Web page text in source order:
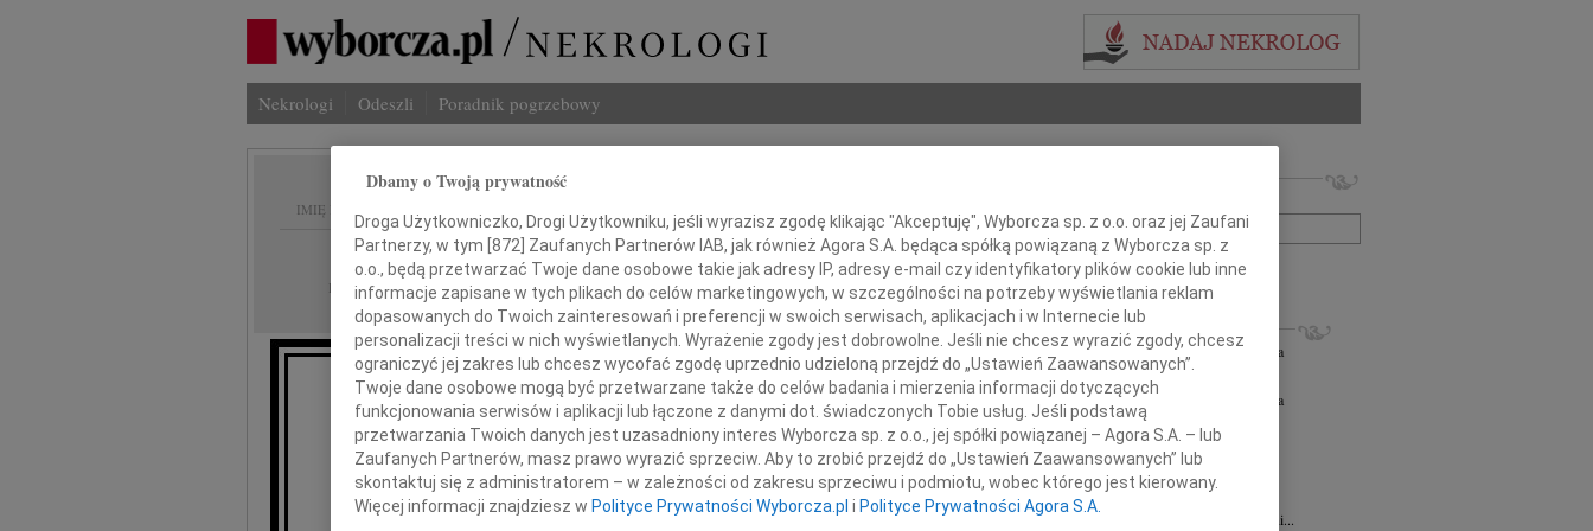
Nekrologi Odeszli Poradnik pogrzebowy
IMIĘ I NAZWISKO:
REGION: Częstochowa
DATA EMISJI: 11.11.2023
Panu
Rafałowi Piotrowskiemu
+ szukanie zaawansowane
INNE NEKROLOGI
Grzegorz Lipowski06.08.2026Częstochowa
Z żalem przyjęliśmy wiadomość o śmierci...
Grzegorz Lipowski 05.08.2026
Częstochowa
Z żalem przyjęliśmy wiadomość o śmierci...
22.06.2026
Częstochowa
Wyrazy głębokiego współczucia oraz...
15.06.2026 Częstochowa
Pani Joannie Jędrzejowskiej-Prokop radczyni...
Dbamy o Twoją prywatność
Droga Użytkowniczko, Drogi Użytkowniku, jeśli wyrazisz zgodę klikając "Akceptuję", Wyborcza sp. z o.o. oraz jej Zaufani
Partnerzy, w tym [ 872 ] Zaufanych Partnerów IAB, jak również Agora S.A. będąca spółką powiązaną z Wyborcza sp. z
o.o., będą przetwarzać Twoje dane osobowe takie jak adresy IP, adresy e-mail czy identyfikatory plików cookie lub inne
informacje zapisane w tych plikach do celów marketingowych, w szczególności na potrzeby wyświetlania reklam
dopasowanych do Twoich zainteresowań i preferencji w swoich serwisach, aplikacjach i w Internecie lub
personalizacji treści w nich wyświetlanych. Wyrażenie zgody jest dobrowolne. Jeśli nie chcesz wyrazić zgody, chcesz
ograniczyć jej zakres lub chcesz wycofać zgodę uprzednio udzieloną przejdź do „Ustawień Zaawansowanych”.
Twoje dane osobowe mogą być przetwarzane także do celów badania i mierzenia informacji dotyczących
funkcjonowania serwisów i aplikacji lub łączone z danymi dot. świadczonych Tobie usług. Jeśli podstawą
przetwarzania Twoich danych jest uzasadniony interes Wyborcza sp. z o.o., jej spółki powiązanej – Agora S.A. – lub
Zaufanych Partnerów, masz prawo wyrazić sprzeciw. Aby to zrobić przejdź do „Ustawień Zaawansowanych” lub
skontaktuj się z administratorem – w zależności od zakresu sprzeciwu i podmiotu, wobec którego jest kierowany.
Więcej informacji znajdziesz w Polityce Prywatności Wyborcza.pl i Polityce Prywatności Agora S.A.